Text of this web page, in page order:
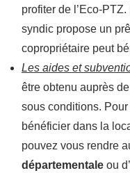
profiter de l’Eco-
syndic propose un
copropriétaire peut
Les aides et
être obtenu auprès
sous conditions.
bénéficier dans la
pouvez vous rendre
départementale ou